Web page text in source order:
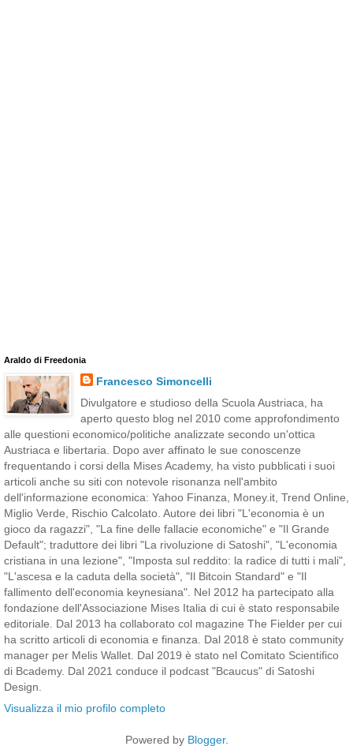
Araldo di Freedonia
Francesco Simoncelli
Divulgatore e studioso della Scuola Austriaca, ha
aperto questo blog nel 2010 come approfondimento
alle questioni economico/politiche analizzate secondo un'ottica
Austriaca e libertaria. Dopo aver affinato le sue conoscenze
frequentando i corsi della Mises Academy, ha visto pubblicati i suoi
articoli anche su siti con notevole risonanza nell'ambito
dell'informazione economica: Yahoo Finanza, Money.it, Trend Online,
Miglio Verde, Rischio Calcolato. Autore dei libri "L'economia è un
gioco da ragazzi", "La fine delle fallacie economiche" e "Il Grande
Default"; traduttore dei libri "La rivoluzione di Satoshi", "L'economia
cristiana in una lezione", "Imposta sul reddito: la radice di tutti i mali",
"L'ascesa e la caduta della società", "Il Bitcoin Standard" e "Il
fallimento dell'economia keynesiana". Nel 2012 ha partecipato alla
fondazione dell'Associazione Mises Italia di cui è stato responsabile
editoriale. Dal 2013 ha collaborato col magazine The Fielder per cui
ha scritto articoli di economia e finanza. Dal 2018 è stato community
manager per Melis Wallet. Dal 2019 è stato nel Comitato Scientifico
di Bcademy. Dal 2021 conduce il podcast "Bcaucus" di Satoshi
Design.
Visualizza il mio profilo completo
Powered by Blogger.